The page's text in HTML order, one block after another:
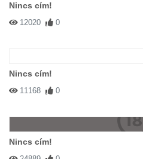
Nincs cím!
12020 0
Nincs cím!
11168 0
Nincs cím!